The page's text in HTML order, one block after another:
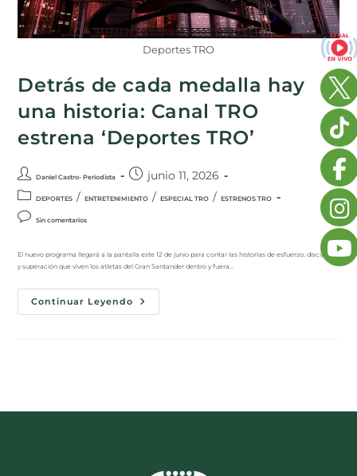
Deportes TRO
Detrás de cada medalla hay
una historia: Canal TRO
estrena ‘Deportes TRO’
Daniel Castro- Periodista junio 11, 2026
DEPORTES / ENTRETENIMIENTO / ESPECIAL TRO / ESTRENOS TRO
Sin comentarios
El nuevo programa llegará a la pantalla este 12 de junio para contar las historias de esfuerzo, disciplina
y superación que viven los atletas del Gran Santander dentro y fuera…
Continuar Leyendo